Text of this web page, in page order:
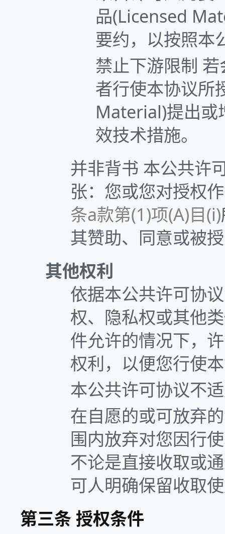
品(Licensed
要约，以按照本
禁止下游限制
者行使本协议所
Material)提出或
效技术措施。
并非背书 本公共许
张：您或您对授权
条a款第(1)项(A)目(i)
其赞助、同意或被
其他权利
依据本公共许可协
权、隐私权或其他
件允许的情况下，
权利，以便您行使
本公共许可协议不
在自愿的或可放弃
围内放弃对您因行
不论是直接收取或
可人明确保留收取
第三条 授权条件